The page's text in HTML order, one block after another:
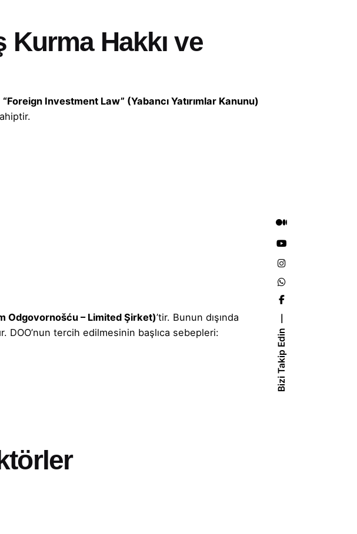
Bizi Takip Edin
Kurma Hakkı ve
“Foreign Investment Law” (Yabancı Yatırımlar Kanunu)
Odgovornošću – Limited Şirket)’tir. Bunun dışında
tercih edilmesinin başlıca sebepleri: